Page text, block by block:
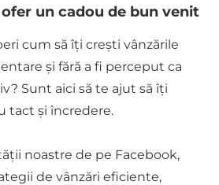
un cadou de bun venit
cum să îți crești vânzările
și fără a fi perceput ca
Sunt aici să te ajut să îți
tact și încredere.
noastre de pe Facebook,
de vânzări eficiente,